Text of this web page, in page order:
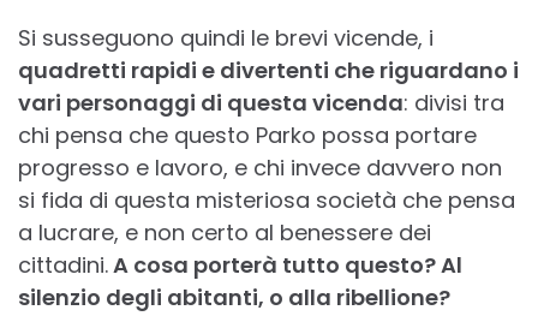
Si susseguono quindi le brevi vicende, i
quadretti rapidi e divertenti che riguardano i
vari personaggi di questa vicenda: divisi tra
chi pensa che questo Parko possa portare
progresso e lavoro, e chi invece davvero non
si fida di questa misteriosa società che pensa
a lucrare, e non certo al benessere dei
cittadini.A cosa porterà tutto questo? Al
silenzio degli abitanti, o alla ribellione?